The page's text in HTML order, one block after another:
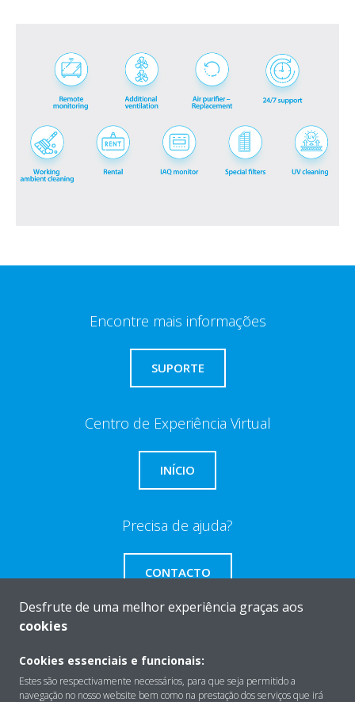
Encontre mais informações
SUPORTE
Centro de Experiência Virtual
INÍCIO
Precisa de ajuda?
CONTACTO
Sobre
Desfrute de uma melhor experiência graças aos
cookies
Cookies essenciais e funcionais:
Estes são respectivamente necessários, para que seja permitido a
navegação no nosso website bem como na prestação dos serviços que irá